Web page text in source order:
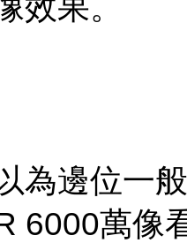
效果。
為邊位一
6000萬像